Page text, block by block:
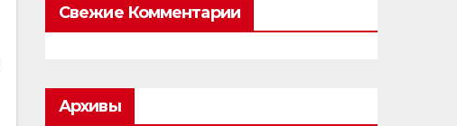
Свежие Комментарии
Архивы